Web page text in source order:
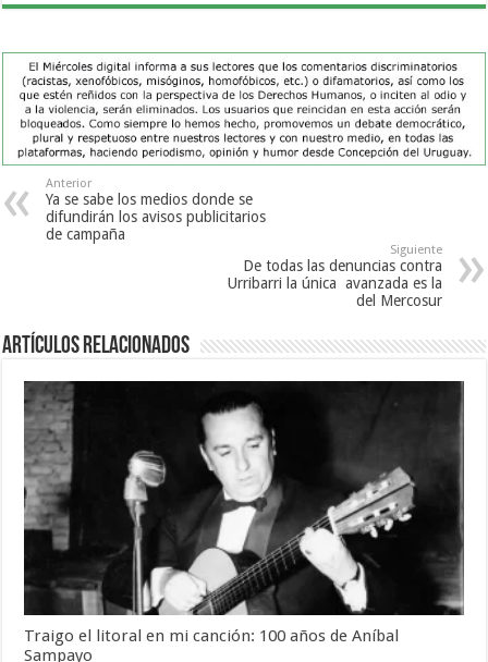
Anterior
Ya se sabe los medios donde se
difundirán los avisos publicitarios
de campaña
Siguiente
De todas las denuncias contra
Urribarri la única avanzada es la
del Mercosur
Artículos Relacionados
Traigo el litoral en mi canción: 100 años de Aníbal
Sampayo